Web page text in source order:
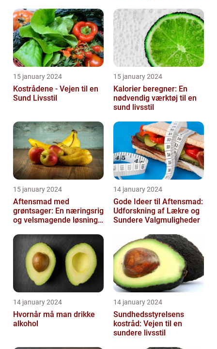
deres...
15 january 2024
Kostrådene - Vejen til en
Sund Livsstil
15 january 2024
Kalorier beregner: En
nødvendig værktøj til en
sund livsstil
15 january 2024
Aftensmad med
grøntsager: En næringsrig
og velsmagende løsning
14 january 2024
Gode Ideer til Aftensmad:
Udforskning af Lækre og
Sundere Valgmuligheder
14 january 2024
Hvornår må man drikke
alkohol
14 january 2024
Sundhedsstyrelsens
kostråd: Vejen til en
sundere livsstil